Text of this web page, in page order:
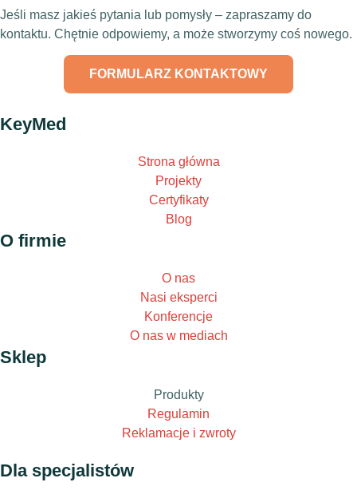
Jeśli masz jakieś pytania lub pomysły – zapraszamy do
kontaktu. Chętnie odpowiemy, a może stworzymy coś nowego.
FORMULARZ KONTAKTOWY
KeyMed
Strona główna
Projekty
Certyfikaty
Blog
O firmie
O nas
Nasi eksperci
Konferencje
O nas w mediach
Sklep
Produkty
Regulamin
Reklamacje i zwroty
Dla specjalistów